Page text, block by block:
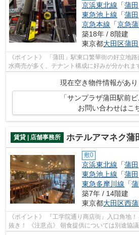
京浜東北線 「蒲田
東急池上線 「蒲田
京急本線 「京急蒲
築18年 / 8階建
東京都大田区蒲田
《ポイント》 「蒲田」駅東口繁華街の好立地路面店！ 《注意点》
水商売が多く、テナント構成に好みが分かれま
現在空き物件情報があり
「サンプラザ蒲田駅前
お問い合わせはこ
賃貸 | 店舗事務所 ホテルアマネク蒲
敷0
京浜東北線 「蒲田
東急池上線 「蒲田
東急多摩川線 「
築7年 / 14階建
東京都大田区西蒲
《ポイント》 『工学院通り商店街』入口角地
抜き！ 《注意点》 朝食提供については別途